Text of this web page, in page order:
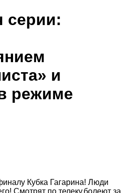
серии:
и
режиме
Кубка Гагарина! Люди
Смотрят по телеку,болеют за